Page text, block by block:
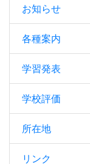
お知らせ
各種案内
学習発表
学校評価
所在地
リンク